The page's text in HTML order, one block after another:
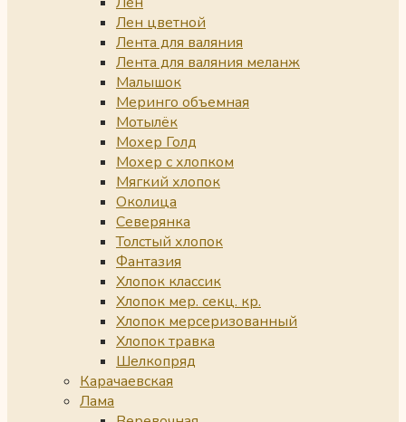
Лен цветной
Лента для валяния
Лента для валяния меланж
Малышок
Меринго объемная
Мотылёк
Мохер Голд
Мохер с хлопком
Мягкий хлопок
Околица
Северянка
Толстый хлопок
Фантазия
Хлопок классик
Хлопок мер. секц. кр.
Хлопок мерсеризованный
Хлопок травка
Шелкопряд
Карачаевская
Лама